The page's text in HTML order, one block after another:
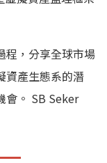
程，分享全球市場
資產生態系的潛
會。 SB Seker